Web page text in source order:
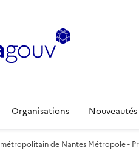
Organisations Nouveautés
de Nantes Métropole -